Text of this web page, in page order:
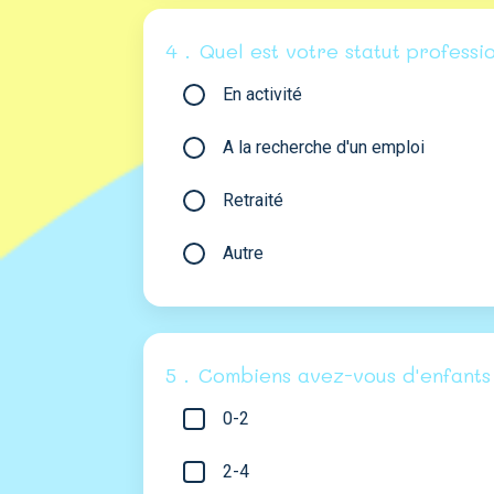
4 . Quel est votre statut
En activité
A la recherche d'un emploi
Retraité
Autre
5 . Combiens avez-vous d'enfants
0-2
2-4